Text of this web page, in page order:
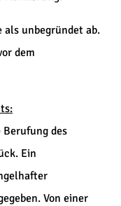
als unbegründet ab.
dem
Berufung des
Ein
Von einer